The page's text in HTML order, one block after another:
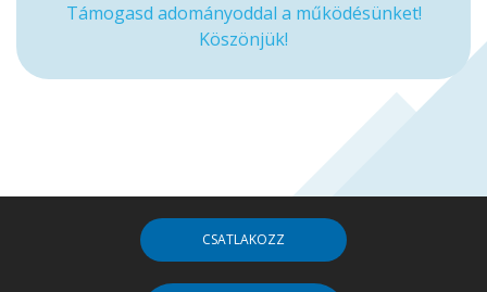
Támogasd adományoddal a működésünket!
Köszönjük!
CSATLAKOZZ